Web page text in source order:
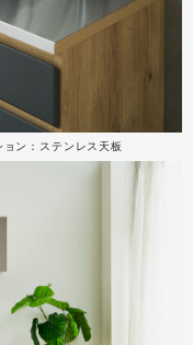
ン：ステンレス天板